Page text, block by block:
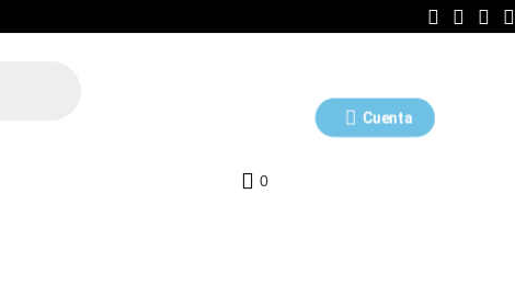
0
Cuenta